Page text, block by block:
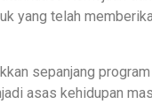
yang telah
sepanjang
asas kehidupan